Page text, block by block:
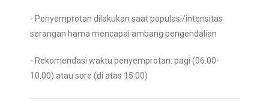
- Penyemprotan dilakukan saat populasi/intensitas
serangan hama mencapai ambang pengendalian
- Rekomendasi waktu penyemprotan: pagi (06.00-
10.00) atau sore (di atas 15.00)